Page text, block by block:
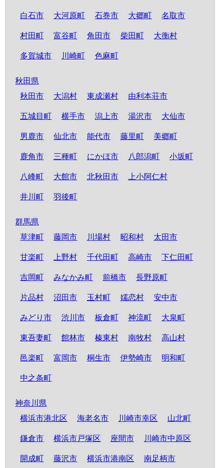
白石市 大河原町 石巻市 大郷町 名取市
村田町 富谷町 角田市 柴田町 大衡村
多賀城市 川崎町 色麻町
秋田県
秋田市
大潟村 東成瀬村 由利本荘市
五城目町 横手市 潟上市 湯沢市 大仙市
男鹿市 仙北市 能代市 藤里町 美郷町
鹿角市 三種町 にかほ市 八郎潟町 小坂町
八峰町 大館市 北秋田市 上小阿仁村
井川町 羽後町
群馬県
草津町
藤岡市 川場村 昭和村 太田市
甘楽町 上野村 千代田町 高崎市 下仁田町
吉岡町 みなかみ町 前橋市 長野原町
片品村 沼田市 玉村町 嬬恋村 安中市
みどり市 渋川市 板倉町 神流町 大泉町
東吾妻町 館林市 榛東村 南牧村 高山村
邑楽町 富岡市 桐生市 伊勢崎市 明和町
中之条町
神奈川県
横浜市港北区
海老名市 川崎市幸区 山北町
鎌倉市 横浜市戸塚区 座間市 川崎市中原区
開成町 藤沢市 横浜市港南区 南足柄市